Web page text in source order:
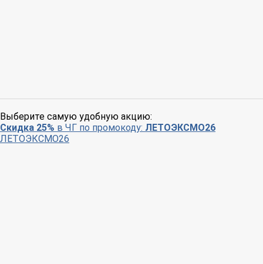
Выберите самую удобную акцию:
Скидка 25% в ЧГ по промокоду: ЛЕТОЭКСМО26
ЛЕТОЭКСМО26